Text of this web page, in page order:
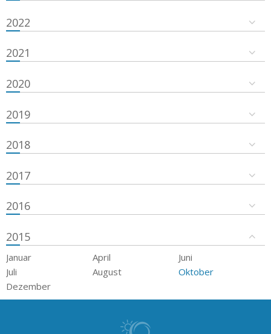
2022
2021
2020
2019
2018
2017
2016
2015
Januar April
Juni
Juli
August
Oktober
Dezember